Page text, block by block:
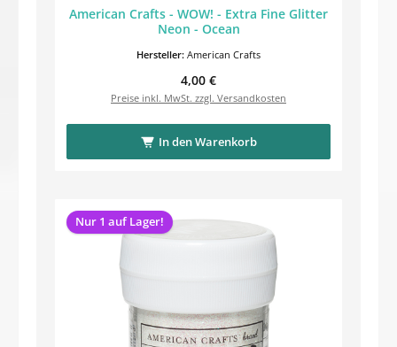
American Crafts - WOW! - Extra Fine Glitter
Neon - Ocean
Hersteller: American Crafts
Regulärer Preis:
4,00 €
Preise inkl. MwSt. zzgl. Versandkosten
In den Warenkorb
Nur 1 auf Lager!